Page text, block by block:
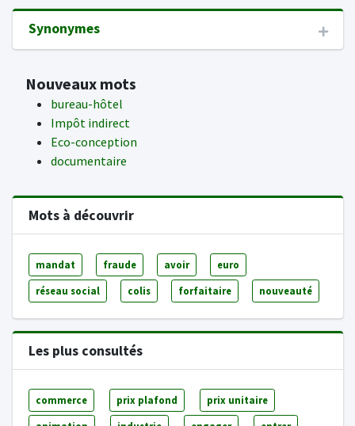
Synonymes
Nouveaux mots
bureau-hôtel
Impôt indirect
Eco-conception
documentaire
Mots à découvrir
mandat fraude avoir euro
réseau social colis forfaitaire nouveauté
Les plus consultés
commerce prix plafond prix unitaire